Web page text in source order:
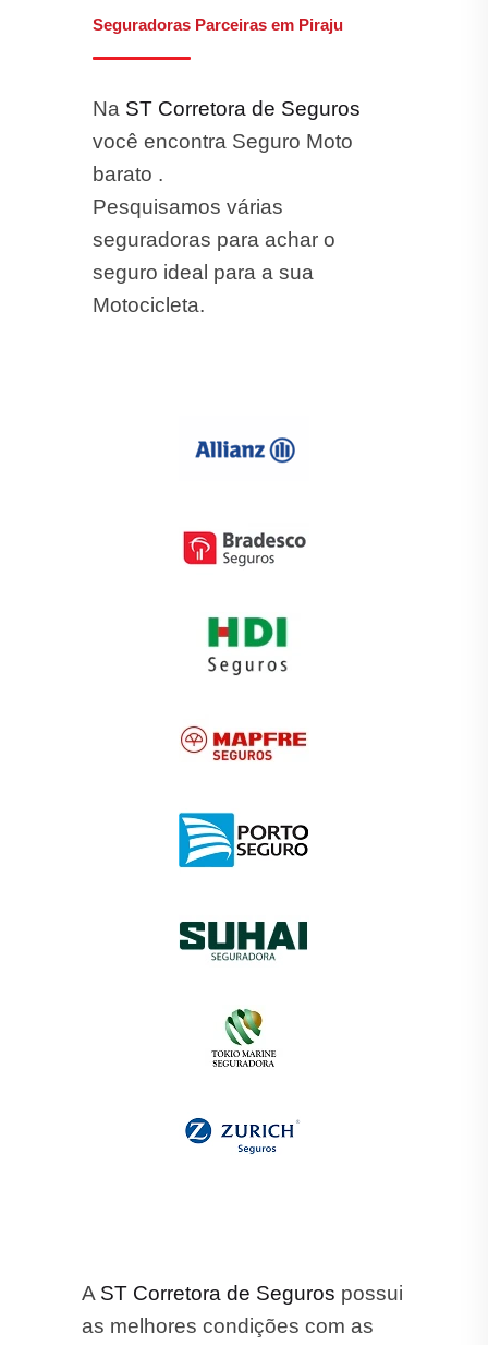
Seguradoras Parceiras em Piraju
Na ST Corretora de Seguros
você encontra Seguro Moto
barato .
Pesquisamos várias
seguradoras para achar o
seguro ideal para a sua
Motocicleta.
A ST Corretora de Seguros possui
as melhores condições com as